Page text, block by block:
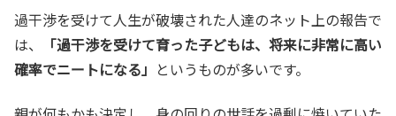
過干渉を受けて人生が破壊された人達のネット上の報告で
は、
「過干渉を受けて育った子どもは、将来に非常に高い
確率でニートになる」 というものが多いです。